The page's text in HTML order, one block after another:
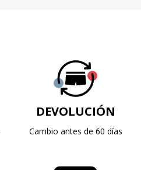
DEVOLUCIÓN
Cambio antes de 60 días